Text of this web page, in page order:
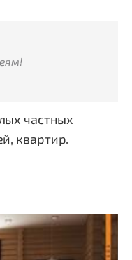
частных
квартир.